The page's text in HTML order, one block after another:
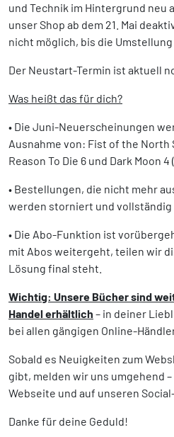
und Technik im Hintergrund neu
unser Shop ab dem 21. Mai
nicht möglich, bis die
Der Neustart-Termin ist aktuell
Was heißt das für dich?
• Die Juni-Neuerscheinungen
Ausnahme von: Fist of the North
Reason To Die 6 und Dark Moon
• Bestellungen, die nicht mehr
werden storniert und vollständig
• Die Abo-Funktion ist
mit Abos weitergeht, teilen wir
Lösung final steht.
Wichtig: Unsere Bücher sind
Handel erhältlich – in deiner
bei allen gängigen Online-
Sobald es Neuigkeiten zum
gibt, melden wir uns umgehend
Webseite und auf unseren
Danke für deine Geduld!